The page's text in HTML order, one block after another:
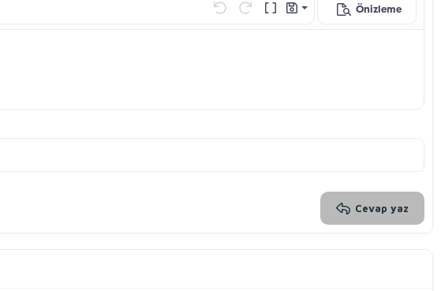
Geri alileri alBB Kod aç/kapat
Taslaklar
Taslağı kaydet
Önizleme
Cevap yaz